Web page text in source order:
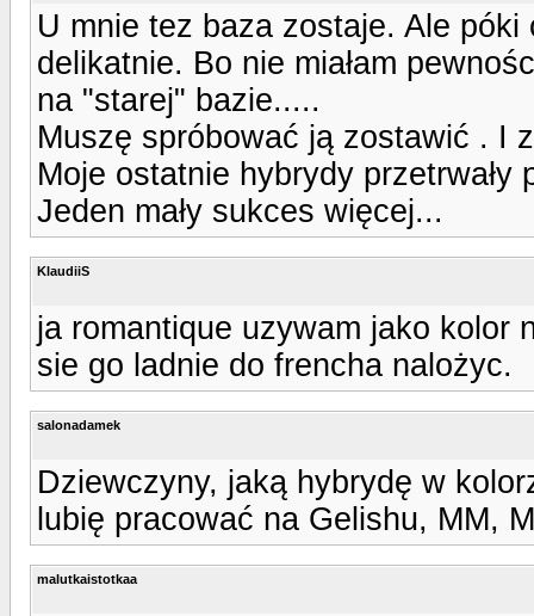
U mnie tez baza zostaje. Ale póki
delikatnie. Bo nie miałam
na "starej" bazie.....
Muszę spróbować ją zostawić . I
Moje ostatnie hybrydy
Jeden mały sukces więcej...
KlaudiiS
ja romantique uzywam jako kolor
sie go ladnie do frencha nalożyc.
salonadamek
Dziewczyny, jaką hybrydę w
lubię pracować na Gelishu, MM,
malutkaistotkaa